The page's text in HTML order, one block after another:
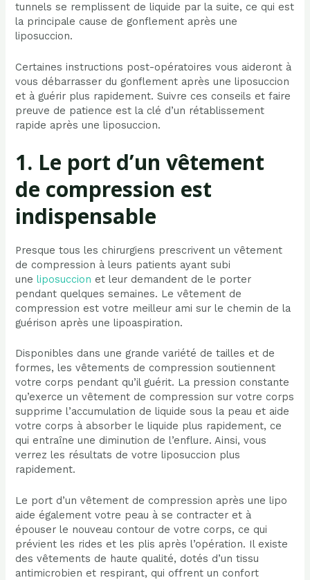
tunnels se remplissent de liquide par la suite, ce qui est
la principale cause de gonflement après une
liposuccion.
Certaines instructions post-opératoires vous aideront à
vous débarrasser du gonflement après une liposuccion
et à guérir plus rapidement. Suivre ces conseils et faire
preuve de patience est la clé d’un rétablissement
rapide après une liposuccion.
1. Le port d’un vêtement
de compression est
indispensable
Presque tous les chirurgiens prescrivent un vêtement
de compression à leurs patients ayant subi
uneliposuccion et leur demandent de le porter
pendant quelques semaines. Le vêtement de
compression est votre meilleur ami sur le chemin de la
guérison après une lipoaspiration.
Disponibles dans une grande variété de tailles et de
formes, les vêtements de compression soutiennent
votre corps pendant qu’il guérit. La pression constante
qu’exerce un vêtement de compression sur votre corps
supprime l’accumulation de liquide sous la peau et aide
votre corps à absorber le liquide plus rapidement, ce
qui entraîne une diminution de l’enflure. Ainsi, vous
verrez les résultats de votre liposuccion plus
rapidement.
Le port d’un vêtement de compression après une lipo
aide également votre peau à se contracter et à
épouser le nouveau contour de votre corps, ce qui
prévient les rides et les plis après l’opération. Il existe
des vêtements de haute qualité, dotés d’un tissu
antimicrobien et respirant, qui offrent un confort